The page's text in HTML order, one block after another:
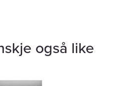
også like